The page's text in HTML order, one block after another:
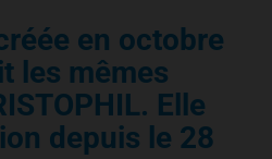
en octobre
les mêmes
Elle
depuis le 28